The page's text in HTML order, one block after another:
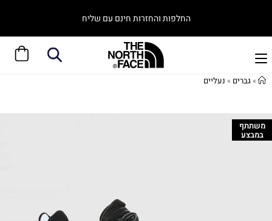
החלפות והחזרות חינם עם שליח
»גברים » נעליים
משתתף
במבצע